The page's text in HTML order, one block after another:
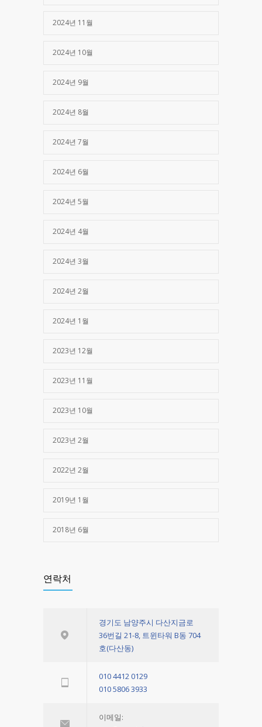
2024년 11월
2024년 10월
2024년 9월
2024년 8월
2024년 7월
2024년 6월
2024년 5월
2024년 4월
2024년 3월
2024년 2월
2024년 1월
2023년 12월
2023년 11월
2023년 10월
2023년 2월
2022년 2월
2019년 1월
2018년 6월
연락처
경기도 남양주시 다산지금로
36번길 21-8, 트윈타워 B동 704
호(다산동)
010 4412 0129
010 5806 3933
이메일: